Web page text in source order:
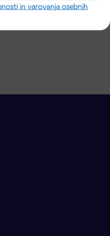
in varovanja osebnih
dela Škofjeloške